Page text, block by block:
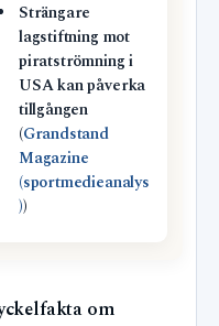
Strängare
lagstiftning mot
piratströmning i
USA kan påverka
tillgången
(Grandstand
Magazine
(sportmedieanalys
))
om